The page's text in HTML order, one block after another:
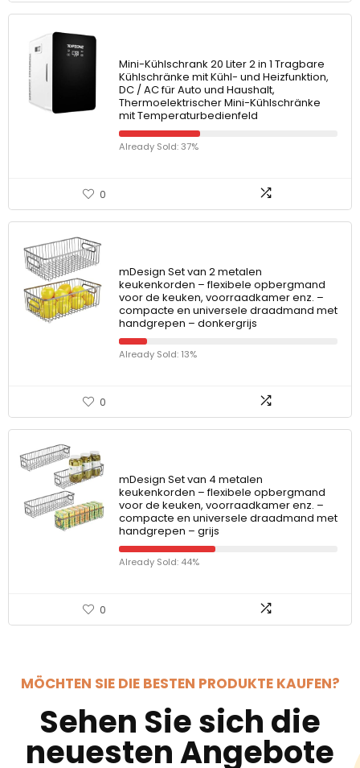
Mini-Kühlschrank 20 Liter 2 in 1 Tragbare
Kühlschränke mit Kühl- und Heizfunktion,
DC / AC für Auto und Haushalt,
Thermoelektrischer Mini-Kühlschränke
mit Temperaturbedienfeld
Already Sold: 37%
0
mDesign Set van 2 metalen
keukenkorden – flexibele opbergmand
voor de keuken, voorraadkamer enz. –
compacte en universele draadmand met
handgrepen – donkergrijs
Already Sold: 13%
0
mDesign Set van 4 metalen
keukenkorden – flexibele opbergmand
voor de keuken, voorraadkamer enz. –
compacte en universele draadmand met
handgrepen – grijs
Already Sold: 44%
0
MÖCHTEN SIE DIE BESTEN PRODUKTE KAUFEN?
Sehen Sie sich die
neuesten Angebote